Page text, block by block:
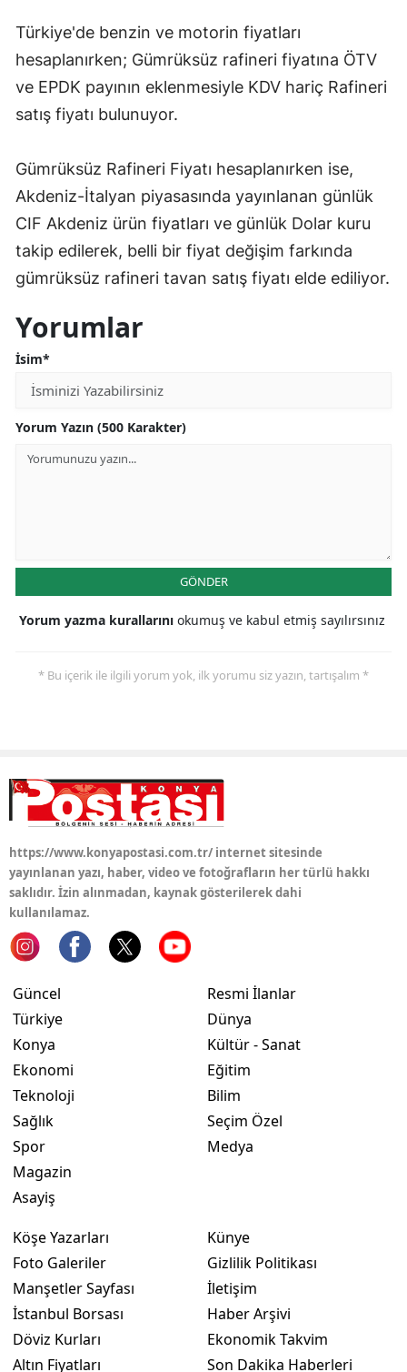
Kırşehir
Kocaeli
Malatya
Manisa
Kahramanmaraş
Mardin
Siirt
Tunceli
Şanlıurfa
Yozgat
Şırnak
Ardahan
Türkiye'de benzin ve motorin fiyatları
hesaplanırken; Gümrüksüz rafineri fiyatına ÖTV
ve EPDK payının eklenmesiyle KDV hariç Rafineri
satış fiyatı bulunuyor.
Gümrüksüz Rafineri Fiyatı hesaplanırken ise,
Akdeniz-İtalyan piyasasında yayınlanan günlük
CIF Akdeniz ürün fiyatları ve günlük Dolar kuru
takip edilerek, belli bir fiyat değişim farkında
gümrüksüz rafineri tavan satış fiyatı elde ediliyor.
Yorumlar
İsim*
Yorum Yazın (500 Karakter)
GÖNDER
Yorum yazma kurallarını okumuş ve kabul etmiş sayılırsınız
* Bu içerik ile ilgili yorum yok, ilk yorumu siz yazın, tartışalım *
https://www.konyapostasi.com.tr/ internet sitesinde
yayınlanan yazı, haber, video ve fotoğrafların her türlü hakkı
saklıdır. İzin alınmadan, kaynak gösterilerek dahi
kullanılamaz.
Güncel
Türkiye
Konya
Ekonomi
Teknoloji
Sağlık
Spor
Magazin
Asayiş
Resmi İlanlar
Dünya
Kültür - Sanat
Eğitim
Bilim
Seçim Özel
Medya
Köşe Yazarları
Foto Galeriler
Manşetler Sayfası
İstanbul Borsası
Döviz Kurları
Altın Fiyatları
Künye
Gizlilik Politikası
İletişim
Haber Arşivi
Ekonomik Takvim
Son Dakika Haberleri